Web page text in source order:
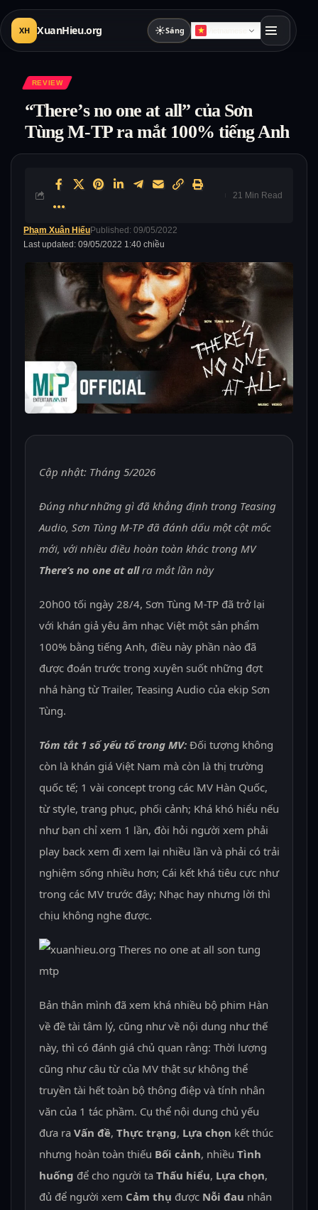
XH XuanHieu.org ☀Sáng
REVIEW
“There’s no one at all” của Sơn
Tùng M-TP ra mắt 100% tiếng Anh
Last updated: 09/05/2022 1:40 chiều
Phạm Xuân HiếuPublished: 09/05/2022
21 Min Read
Cập nhật: Tháng 5/2026
Đúng như những gì đã khẳng định trong Teasing
Audio, Sơn Tùng M-TP đã đánh dấu một cột mốc
mới, với nhiều điều hoàn toàn khác trong MV
There’s no one at allra mắt lần này
20h00 tối ngày 28/4, Sơn Tùng M-TP đã trở lại
với khán giả yêu âm nhạc Việt một sản phẩm
100% bằng tiếng Anh, điều này phần nào đã
được đoán trước trong xuyên suốt những đợt
nhá hàng từ Trailer, Teasing Audio của ekip Sơn
Tùng.
Tóm tắt 1 số yếu tố trong MV: Đối tượng không
còn là khán giá Việt Nam mà còn là thị trường
quốc tế; 1 vài concept trong các MV Hàn Quốc,
từ style, trang phục, phối cảnh; Khá khó hiểu nếu
như bạn chỉ xem 1 lần, đòi hỏi người xem phải
play back xem đi xem lại nhiều lần và phải có trải
nghiệm sống nhiều hơn; Cái kết khá tiêu cực như
trong các MV trước đây; Nhạc hay nhưng lời thì
chịu không nghe được.
Bản thân mình đã xem khá nhiều bộ phim Hàn
về đề tài tâm lý, cũng như về nội dung như thế
này, thì có đánh giá chủ quan rằng: Thời lượng
cũng như câu từ của MV thật sự không thể
truyền tài hết toàn bộ thông điệp và tính nhân
văn của 1 tác phầm. Cụ thể nội dung chủ yếu
đưa ra Vấn đề, Thực trạng, Lựa chọn kết thúc
nhưng hoàn toàn thiếu Bối cảnh, nhiều Tình
huống để cho người ta Thấu hiểu, Lựa chọn,
đủ để người xem Cảm thụ được Nỗi đau nhân